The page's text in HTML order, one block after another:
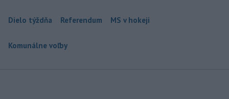
Dielo týždňa Referendum MS v hokeji
Komunálne voľby